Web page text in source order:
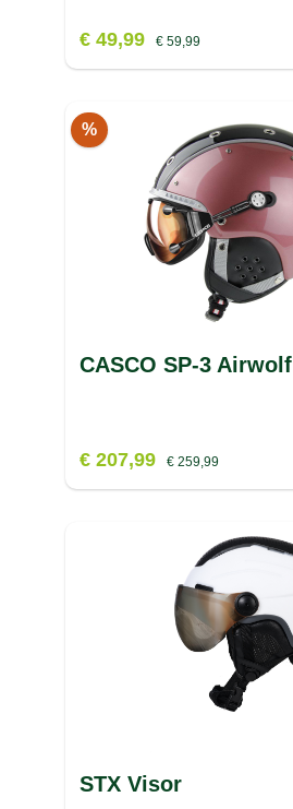
€ 49,99 € 59,99
%
CASCO SP-3 Airwolf
€ 207,99 € 259,99
STX Visor